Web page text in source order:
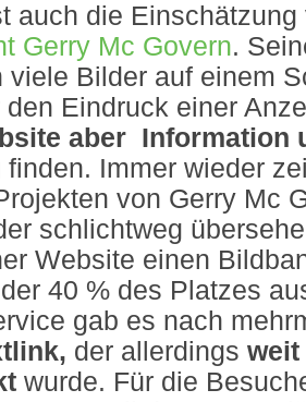
auch die
Gerry Mc Govern.
viele Bilder auf einem
den Eindruck einer
aber Information
finden. Immer wieder
von Gerry Mc
schlichtweg
Website einen
40 % des Platzes
gab es nach
der allerdings weit
wurde. Für die